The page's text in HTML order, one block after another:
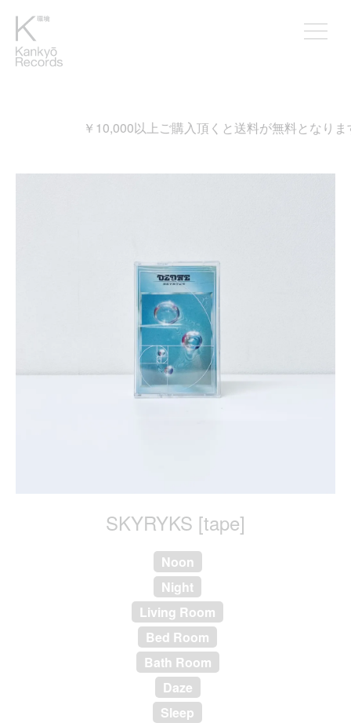
￥10,000以上ご購入頂くと送料が無料となります
SKYRYKS [tape]
Noon
Night
Living Room
Bed Room
Bath Room
Daze
Sleep